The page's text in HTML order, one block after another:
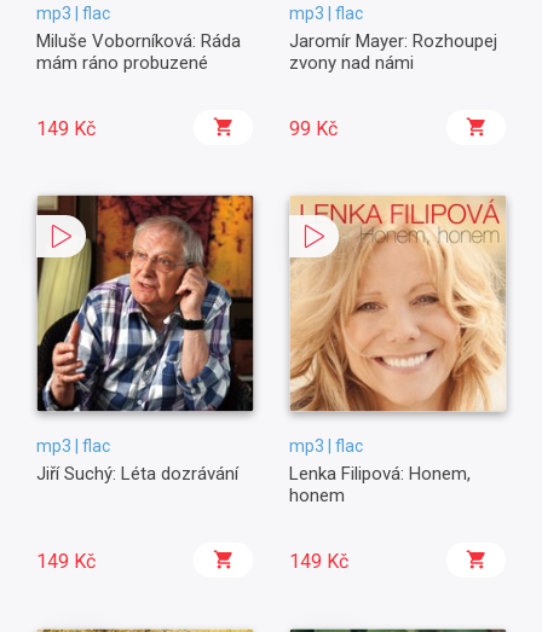
mp3 | flac
Miluše Voborníková: Ráda
mám ráno probuzené
149 Kč
mp3 | flac
Jaromír Mayer: Rozhoupej
zvony nad námi
99 Kč
mp3 | flac
Jiří Suchý: Léta dozrávání
149 Kč
mp3 | flac
Lenka Filipová: Honem,
honem
149 Kč